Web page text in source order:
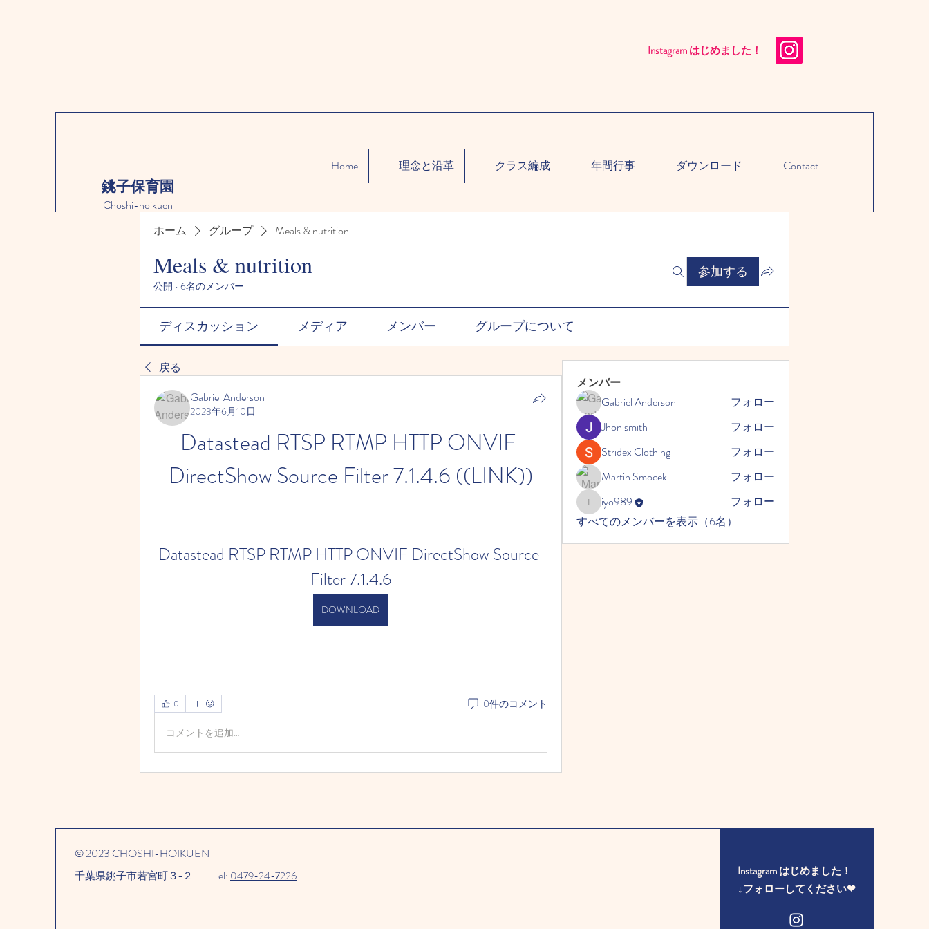
Instagram はじめました！​
銚子保育園
Choshi-hoikuen
Home 理念と沿革 クラス編成 年間行事 ダウンロード Contact
ホーム グループ Meals & nutrition
Meals & nutrition
公開 · 6名のメンバー
参加する
ディスカッション メディア メンバー グループについて
戻る
Gabriel Anderson
2023年6月10日
Datastead RTSP RTMP HTTP ONVIF
DirectShow Source Filter 7.1.4.6 ((LINK))
Datastead RTSP RTMP HTTP ONVIF DirectShow Source
Filter 7.1.4.6
DOWNLOAD
0 0件のコメント
コメントを追加…
メンバー
Gabriel Anderson
フォロー
Jhon smith
フォロー
Stridex Clothing
フォロー
Martin Smocek
フォロー
iyo989iyo989
フォロー
すべてのメンバーを表示（6名）
© 2023 CHOSHI-HOIKUEN
千葉県銚子市若宮町３−２​ Tel: 0479-24-7226
Instagram はじめました！
​↓フォローしてください❤︎